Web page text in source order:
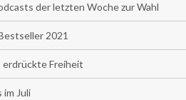
der letzten Woche zur Wahl
2021
erdrückte Freiheit
Juli